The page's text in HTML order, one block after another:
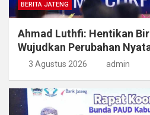
BERITA JATENG
Ahmad Luthfi: Hentikan
Wujudkan Perubahan
3 Agustus 2026 admin